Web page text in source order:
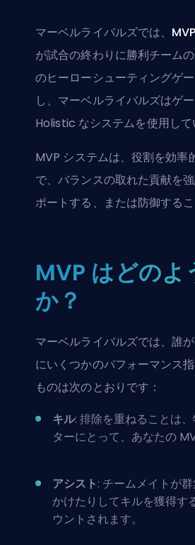
マーベルライバルズでは、
が試合の終わりに勝利チーム
のヒーローシューティングゲ
し、マーベルライバルズはゲ
Holistic なシステムを使用して
MVP システムは、役割を効率
で、バランスの取れた貢献を
ポートする、または防御するこ
MVP はどの
か？
マーベルライバルズでは、誰
にいくつかのパフォーマンス
ものは次のとおりです：
キル: 排除を重ねることは
ターにとって、あなたの
アシスト: チームメイトが
かけたりしてキルを獲得す
ウントされます。